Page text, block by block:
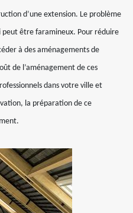
d’une extension. Le problème
peut être faramineux. Pour réduire
à des aménagements de
de l’aménagement de ces
dans votre ville et
la préparation de ce